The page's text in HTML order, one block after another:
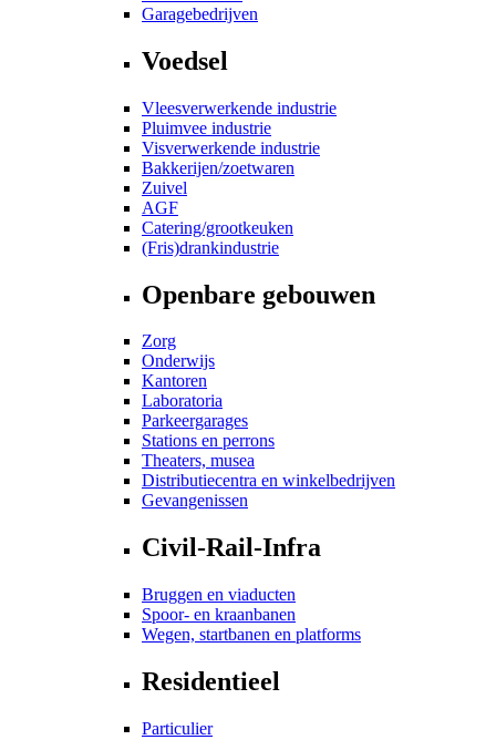
Garagebedrijven
Voedsel
Vleesverwerkende industrie
Pluimvee industrie
Visverwerkende industrie
Bakkerijen/zoetwaren
Zuivel
AGF
Catering/grootkeuken
(Fris)drankindustrie
Openbare gebouwen
Zorg
Onderwijs
Kantoren
Laboratoria
Parkeergarages
Stations en perrons
Theaters, musea
Distributiecentra en winkelbedrijven
Gevangenissen
Civil-Rail-Infra
Bruggen en viaducten
Spoor- en kraanbanen
Wegen, startbanen en platforms
Residentieel
Particulier